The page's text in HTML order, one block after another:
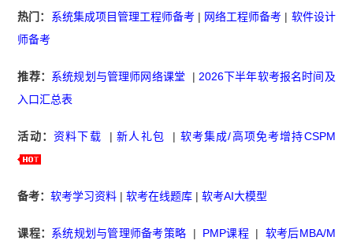
热门： 系统集成项目管理工程师备考 | 网络工程师备考 | 软件设计
师备考
推荐： 系统规划与管理师网络课堂 | 2026下半年软考报名时间及
入口汇总表
活动： 资料下载 |新人礼包 | 软考集成/高项免考增持CSPM
备考：软考学习资料 |软考在线题库 |软考AI大模型
课程： 系统规划与管理师备考策略 | PMP课程| 软考后MBA/M